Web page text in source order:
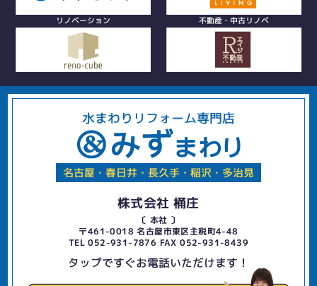
リノベーション 不動産・中古リノベ
水まわりリフォーム専門店
名古屋・春日井・長久手・稲沢・多治見
株式会社 桶庄
〔 本社 〕
〒461-0018 名古屋市東区主税町4-48
TEL 052-931-7876 FAX 052-931-8439
タップですぐお電話いただけます！